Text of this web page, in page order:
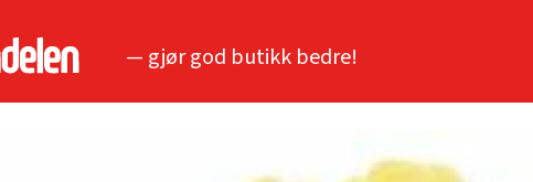
— gjør god butikk bedre!